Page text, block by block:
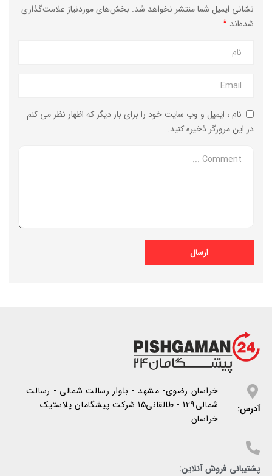
نشانی ایمیل شما منتشر نخواهد شد. بخش‌های موردنیاز علامت‌گذاری
شده‌اند *
نام ، ایمیل و وب سایت خود را برای بار دیگر که اظهار نظر می کنم
در این مرورگر ذخیره کنید.
آدرس:
خراسان رضوی- مشهد - بلوار رسالت شمالی - رسالت
شمالی129 - طالقانی15 شرکت پیشگامان پلاستیک
خراسان
پشتیبانی فروش آنلاین: